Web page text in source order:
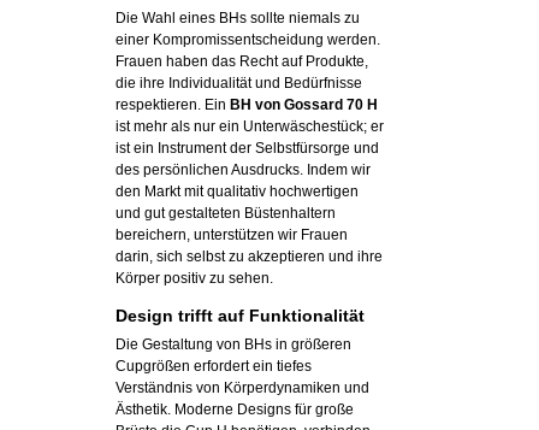
Die Wahl eines BHs sollte niemals zu
einer Kompromissentscheidung werden.
Frauen haben das Recht auf Produkte,
die ihre Individualität und Bedürfnisse
respektieren. Ein BH von Gossard 70 H
ist mehr als nur ein Unterwäschestück; er
ist ein Instrument der Selbstfürsorge und
des persönlichen Ausdrucks. Indem wir
den Markt mit qualitativ hochwertigen
und gut gestalteten Büstenhaltern
bereichern, unterstützen wir Frauen
darin, sich selbst zu akzeptieren und ihre
Körper positiv zu sehen.
Design trifft auf Funktionalität
Die Gestaltung von BHs in größeren
Cupgrößen erfordert ein tiefes
Verständnis von Körperdynamiken und
Ästhetik. Moderne Designs für große